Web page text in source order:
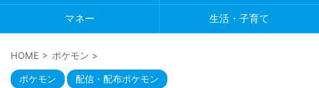
マネー 生活・子育て
HOME > ポケモン >
ポケモン 配信・配布ポケモン